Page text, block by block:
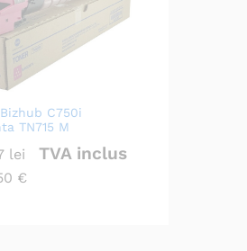
C750i
TN715 M
lei TVA inclus
€